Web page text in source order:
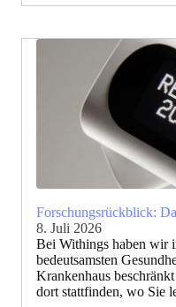
Forschungsrückblick:
8. Juli 2026
Bei Withings haben wir
bedeutsamsten
Krankenhaus
dort stattfinden, wo Sie